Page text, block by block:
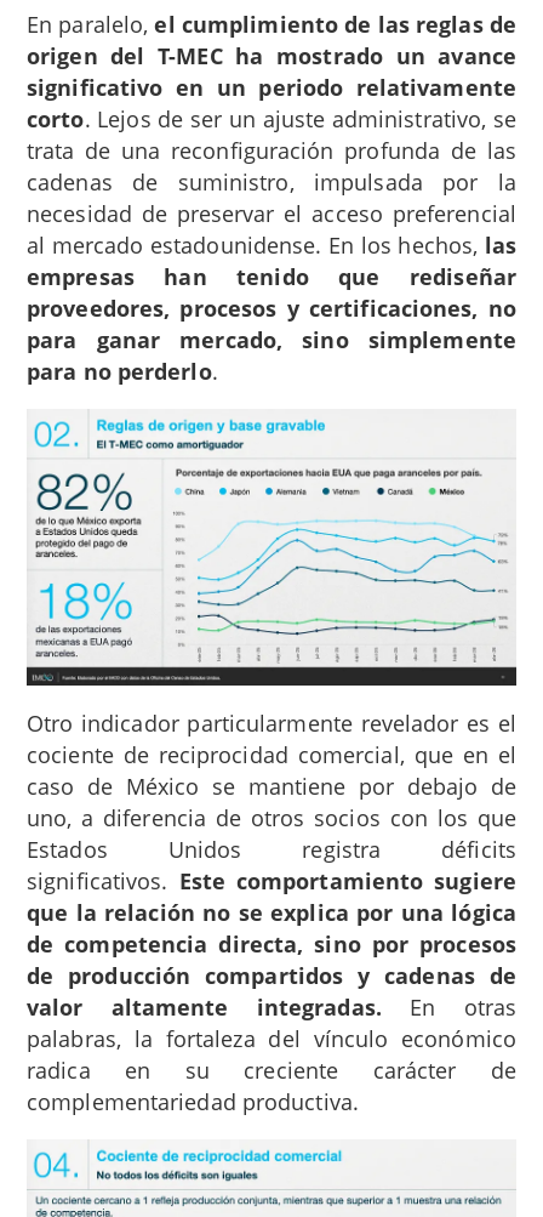
En paralelo,el cumplimiento de las reglas de
origen del T-MEC ha mostrado un avance
significativo en un periodo relativamente
corto. Lejos de ser un ajuste administrativo, se
trata de una reconfiguración profunda de las
cadenas de suministro, impulsada por la
necesidad de preservar el acceso preferencial
al mercado estadounidense. En los hechos, las
empresas han tenido que rediseñar
proveedores, procesos y certificaciones, no
para ganar mercado, sino simplemente
para no perderlo.
Otro indicador particularmente revelador es el
cociente de reciprocidad comercial, que en el
caso de México se mantiene por debajo de
uno, a diferencia de otros socios con los que
Estados Unidos registra déficits
significativos. Este comportamiento sugiere
que la relación no se explica por una lógica
de competencia directa, sino por procesos
de producción compartidos y cadenas de
valor altamente integradas. En otras
palabras, la fortaleza del vínculo económico
radica en su creciente carácter de
complementariedad productiva.